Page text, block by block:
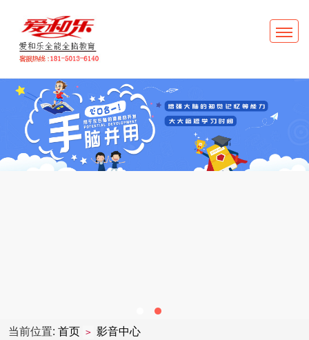
当前位置: 首页 > 影音中心